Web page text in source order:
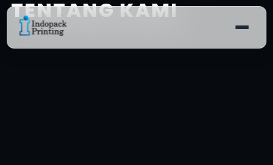
TENTANG KAMI